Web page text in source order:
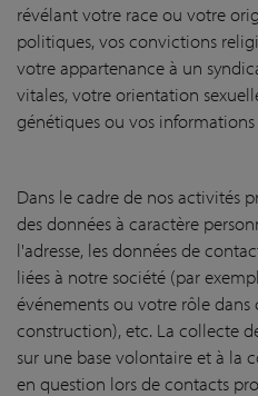
révélant votre race ou votre
politiques, vos convictions
votre appartenance à un
vitales, votre orientation
génétiques ou vos
Dans le cadre de nos activités
des données à caractère
l'adresse, les données de
liées à notre société (par
événements ou votre rôle dans
construction), etc. La collecte
sur une base volontaire et à la
en question lors de contacts